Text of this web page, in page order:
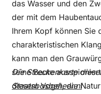
das Wasser und den
der mit dem
Ihrem Kopf können Sie
charakteristischen
kann man den
seine Beute
diesem Vogel, die
Die Streckenkarte
Staatsbosbeheer.nl.